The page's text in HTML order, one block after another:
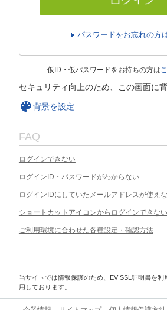
パスワードをお忘れの方
仮ID・仮パスワードをお持ちの方は
セキュリティ向上のため、この画面に
背景を設定
FAQ
ログインできない
ログインID・パスワードがわからない
ログインIDにしていたメールアドレスが使え
ショートカットアイコンからログインできない
ご利用環境に合わせた各種設定・確認方法
当サイトでは情報保護のため、EV SSL証明書を利
用しております。